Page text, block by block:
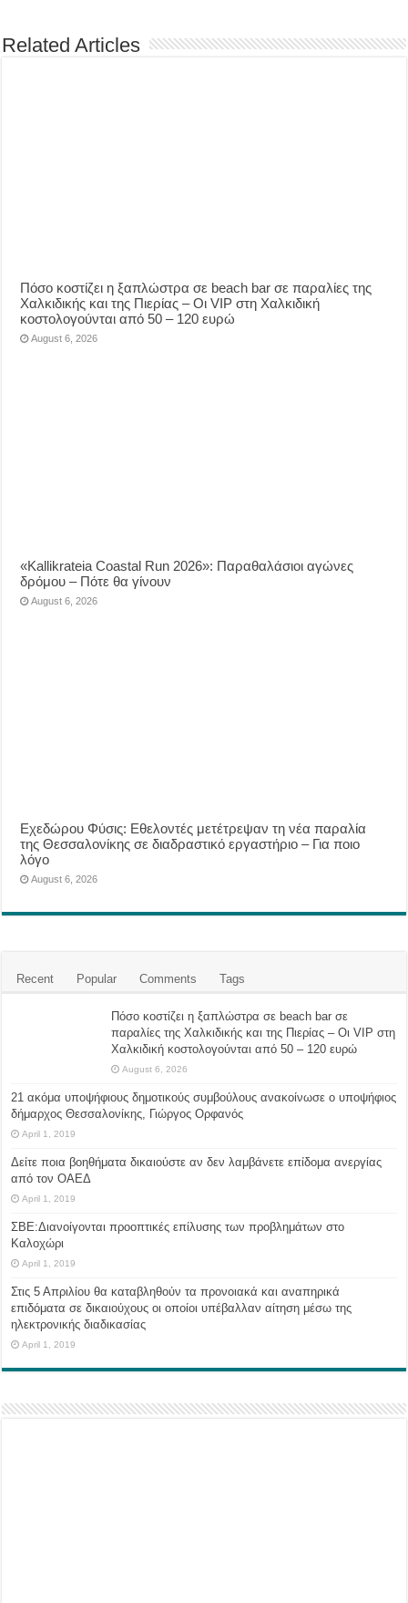
Related Articles
Πόσο κοστίζει η ξαπλώστρα σε beach bar σε παραλίες της
Χαλκιδικής και της Πιερίας – Οι VIP στη Χαλκιδική
κοστολογούνται από 50 – 120 ευρώ
August 6, 2026
«Kallikrateia Coastal Run 2026»: Παραθαλάσιοι αγώνες
δρόμου – Πότε θα γίνουν
August 6, 2026
Eχεδώρου Φύσις: Εθελοντές μετέτρεψαν τη νέα παραλία
της Θεσσαλονίκης σε διαδραστικό εργαστήριο – Για ποιο
λόγο
August 6, 2026
Recent Popular Comments Tags
Πόσο κοστίζει η ξαπλώστρα σε beach bar σε
παραλίες της Χαλκιδικής και της Πιερίας – Οι VIP στη
Χαλκιδική κοστολογούνται από 50 – 120 ευρώ
August 6, 2026
21 ακόμα υποψήφιους δημοτικούς συμβούλους ανακοίνωσε ο υποψήφιος
δήμαρχος Θεσσαλονίκης, Γιώργος Ορφανός
April 1, 2019
Δείτε ποια βοηθήματα δικαιούστε αν δεν λαμβάνετε επίδομα ανεργίας
από τον ΟΑΕΔ
April 1, 2019
ΣΒΕ:Διανοίγονται προοπτικές επίλυσης των προβλημάτων στο
Καλοχώρι
April 1, 2019
Στις 5 Απριλίου θα καταβληθούν τα προνοιακά και αναπηρικά
επιδόματα σε δικαιούχους οι οποίοι υπέβαλλαν αίτηση μέσω της
ηλεκτρονικής διαδικασίας
April 1, 2019